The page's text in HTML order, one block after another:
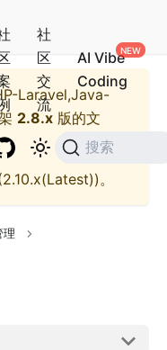
社
区
交
流
AI Vibe
Coding
搜索
Laravel,Java-
2.8.x 版的文
2.10.x(Latest))。
理